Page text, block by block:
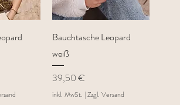
Schnellansicht
Bauchtasche Leopard
weiß
Preis
39,50 €
inkl. MwSt. |Zzgl. Versand